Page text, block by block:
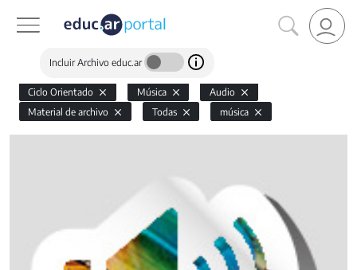
Incluir Archivo educ.ar
Ciclo Orientado Música
Audio
Material de archivo
Todas música